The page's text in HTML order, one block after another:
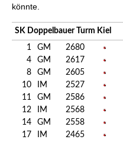
könnte.
SK Doppelbauer Turm Kiel
1
GM 2680
4
GM 2617
8
GM 2605
10
IM 2527
11
GM 2586
12
IM 2568
14
GM 2558
17
IM 2465